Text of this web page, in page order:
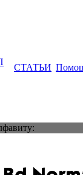
СТАТЬИ